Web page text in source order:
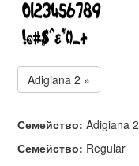
Adigiana 2 »
Семейство: Adigiana 2
Семейство: Regular